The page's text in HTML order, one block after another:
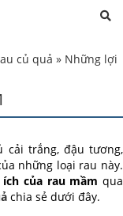
củ quả » Những lợi
cải trắng, đậu tương,
những loại rau này.
của rau mầm qua
chia sẻ dưới đây.